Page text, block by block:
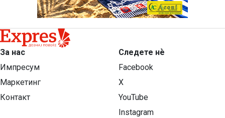
За нас
Импресум
Маркетинг
Контакт
Следете нѐ
Facebook
X
YouTube
Instagram